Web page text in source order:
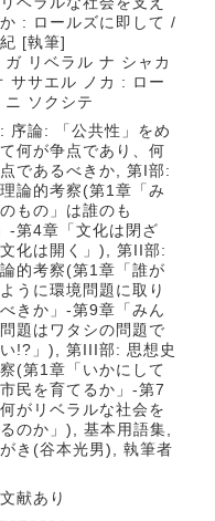
: ロールズに即して /
[執筆]
ガ リベラル ナ シャカ
ササエル ノカ : ロー
ニ ソクシテ
序論: 「公共性」をめ
何が争点であり、何
であるべきか, 第I部:
論的考察(第1章「み
もの」は誰のも
-第4章「文化は閉ざ
文化は開く」), 第II部:
的考察(第1章「誰が
うに環境問題に取り
きか」-第9章「みん
題はワタシの問題で
!?」), 第III部: 思想史
(第1章「いかにして
民を育てるか」-第7
がリベラルな社会を
のか」), 基本用語集,
き(谷本光男), 執筆者
献あり